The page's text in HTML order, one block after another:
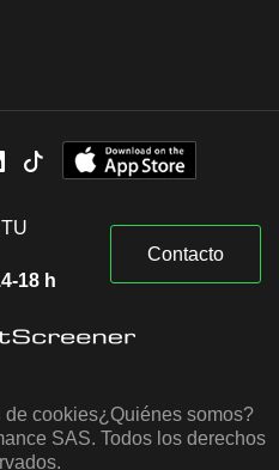
18 h
Contacto
de cookies¿Quiénes somos?
SAS. Todos los derechos